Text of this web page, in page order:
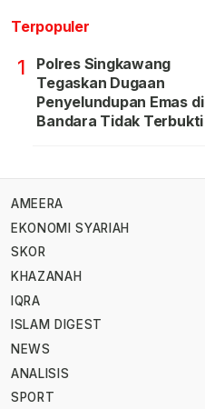
Terpopuler
1
Polres Singkawang
Tegaskan Dugaan
Penyelundupan Emas di
Bandara Tidak Terbukti
AMEERA
EKONOMI SYARIAH
SKOR
KHAZANAH
IQRA
ISLAM DIGEST
NEWS
ANALISIS
SPORT